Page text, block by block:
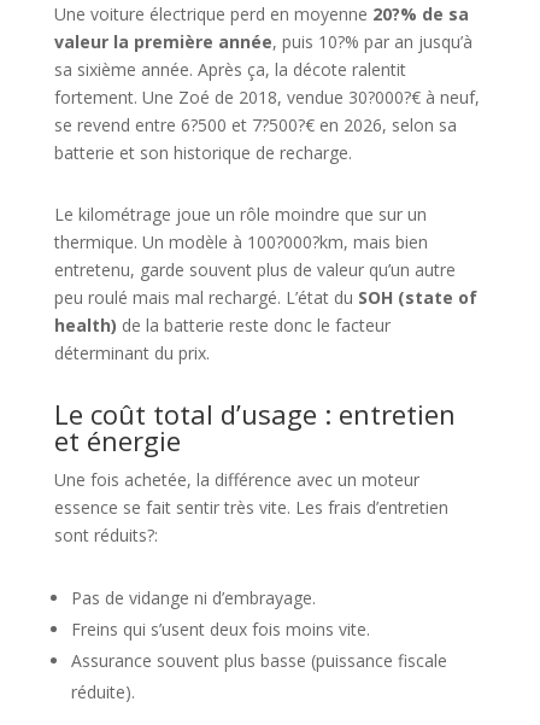
Une voiture électrique perd en moyenne 20?% de sa
valeur la première année, puis 10?% par an jusqu’à
sa sixième année. Après ça, la décote ralentit
fortement. Une Zoé de 2018, vendue 30?000?€ à neuf,
se revend entre 6?500 et 7?500?€ en 2026, selon sa
batterie et son historique de recharge.
Le kilométrage joue un rôle moindre que sur un
thermique. Un modèle à 100?000?km, mais bien
entretenu, garde souvent plus de valeur qu’un autre
peu roulé mais mal rechargé. L’état du SOH (state of
health) de la batterie reste donc le facteur
déterminant du prix.
Le coût total d’usage : entretien
et énergie
Une fois achetée, la différence avec un moteur
essence se fait sentir très vite. Les frais d’entretien
sont réduits?:
Pas de vidange ni d’embrayage.
Freins qui s’usent deux fois moins vite.
Assurance souvent plus basse (puissance fiscale
réduite).